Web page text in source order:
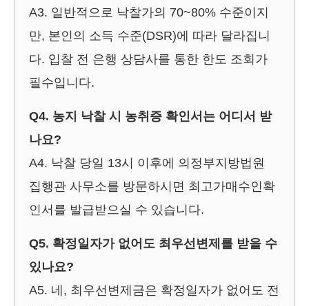
A3. 일반적으로 낙찰가의 70~80% 수준이지
만, 본인의 소득 수준(DSR)에 따라 달라집니
다. 입찰 전 은행 상담사를 통한 한도 조회가
필수입니다.
Q4. 농지 낙찰 시 농취증 확인서는 어디서 받
나요?
A4. 낙찰 당일 13시 이후에 의정부지방법원
집행관 사무소를 방문하시면 최고가매수인확
인서를 발급받으실 수 있습니다.
Q5. 확정일자가 없어도 최우선변제를 받을 수
있나요?
A5. 네, 최우선변제금은 확정일자가 없어도 전